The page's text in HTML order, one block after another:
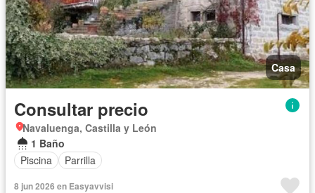
Casa
Consultar precio
Navaluenga, Castilla y León
1 Baño
Piscina
Parrilla
8 jun 2026 en Easyavvisi